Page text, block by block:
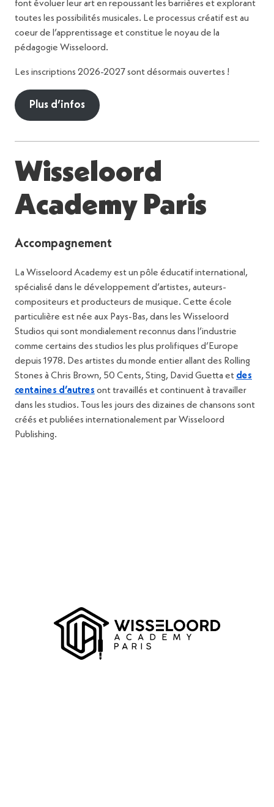
font évoluer leur art en repoussant les barrières et explorant
toutes les possibilités musicales. Le processus créatif est au
coeur de l’apprentissage et constitue le noyau de la
pédagogie Wisseloord.
Les inscriptions 2026-2027 sont désormais ouvertes !
Plus d’infos
Wisseloord
Academy Paris
Accompagnement
La Wisseloord Academy est un pôle éducatif international,
spécialisé dans le développement d’artistes, auteurs-
compositeurs et producteurs de musique. Cette école
particulière est née aux Pays-Bas, dans les Wisseloord
Studios qui sont mondialement reconnus dans l’industrie
comme certains des studios les plus prolifiques d’Europe
depuis 1978. Des artistes du monde entier allant des Rolling
Stones à Chris Brown, 50 Cents, Sting, David Guetta et des
centaines d’autres ont travaillés et continuent à travailler
dans les studios. Tous les jours des dizaines de chansons sont
créés et publiées internationalement par Wisseloord
Publishing.